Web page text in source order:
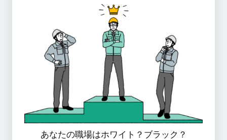
あなたの職場はホワイト？ブラック？